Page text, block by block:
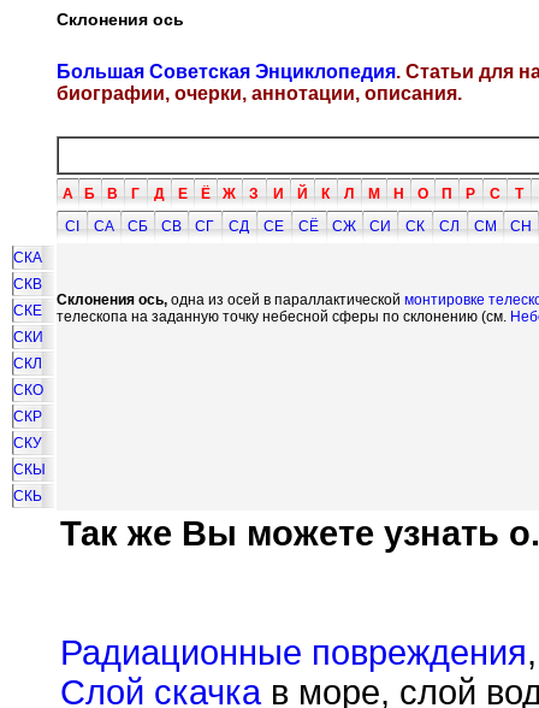
Склонения ось
Большая Советская Энциклопедия. Статьи для
биографии, очерки, аннотации, описания.
А Б В Г Д Е Ё Ж З И Й К Л М Н О П Р С Т
СI
СА СБ СВ СГ СД СЕ СЁ СЖ СИ СК СЛ СМ
СН
СКА
СКВ
СКЕ
СКИ
СКЛ
СКО
СКР
СКУ
СКЫ
СКЬ
Склонения ось, одна из осей в параллактической монтировке
телескопа на заданную точку небесной сферы по склонению (см.
Так же Вы можете узнать
Радиационные повреждения
Слой скачкав море, слой